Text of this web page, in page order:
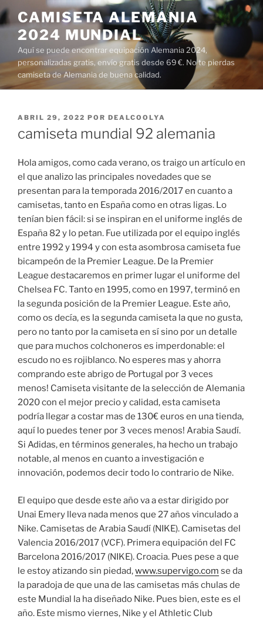
Saltar
al
contenido
CAMISETA ALEMANIA
2024 MUNDIAL
Aquí se puede encontrar equipación Alemania 2024,
personalizadas gratis, envío gratis desde 69 €. No te pierdas
camiseta de Alemania de buena calidad.
PUBLICADO
ABRIL 29, 2022 POR DEALCOOLYA
camiseta mundial 92 alemania
Hola amigos, como cada verano, os traigo un artículo en
el que analizo las principales novedades que se
presentan para la temporada 2016/2017 en cuanto a
camisetas, tanto en España como en otras ligas. Lo
tenían bien fácil: si se inspiran en el uniforme inglés de
España 82 y lo petan. Fue utilizada por el equipo inglés
entre 1992 y 1994 y con esta asombrosa camiseta fue
bicampeón de la Premier League. De la Premier
League destacaremos en primer lugar el uniforme del
Chelsea FC. Tanto en 1995, como en 1997, terminó en
la segunda posición de la Premier League. Este año,
como os decía, es la segunda camiseta la que no gusta,
pero no tanto por la camiseta en sí sino por un detalle
que para muchos colchoneros es imperdonable: el
escudo no es rojiblanco. No esperes mas y ahorra
comprando este abrigo de Portugal por 3 veces
menos! Camiseta visitante de la selección de Alemania
2020 con el mejor precio y calidad, esta camiseta
podría llegar a costar mas de 130€ euros en una tienda,
aquí lo puedes tener por 3 veces menos! Arabia Saudí.
Si Adidas, en términos generales, ha hecho un trabajo
notable, al menos en cuanto a investigación e
innovación, podemos decir todo lo contrario de Nike.
El equipo que desde este año va a estar dirigido por
Unai Emery lleva nada menos que 27 años vinculado a
Nike. Camisetas de Arabia Saudí (NIKE). Camisetas del
Valencia 2016/2017 (VCF). Primera equipación del FC
Barcelona 2016/2017 (NIKE). Croacia. Pues pese a que
le estoy atizando sin piedad,www.supervigo.com se da
la paradoja de que una de las camisetas más chulas de
este Mundial la ha diseñado Nike. Pues bien, este es el
año. Este mismo viernes, Nike y el Athletic Club